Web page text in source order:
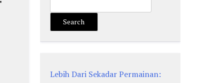
Search
Lebih Dari Sekadar Permainan: